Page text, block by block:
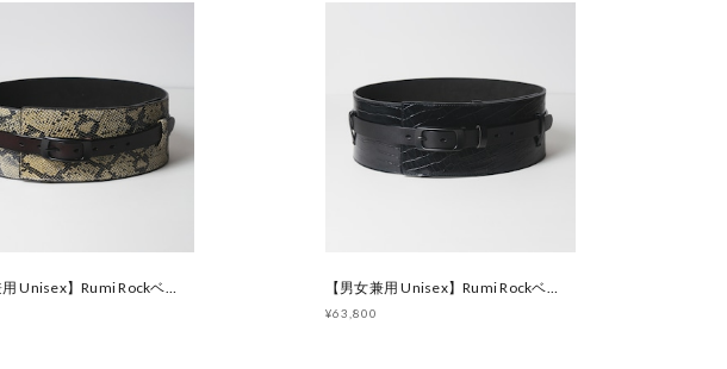
【男女兼用 Unisex】Rumi Rockベルト帯 パイソン [E1469 E1470] 【男女兼用 Unisex】Rumi Rockベルト帯 クロコダイルブラック [E1463 E1464]
¥63,800